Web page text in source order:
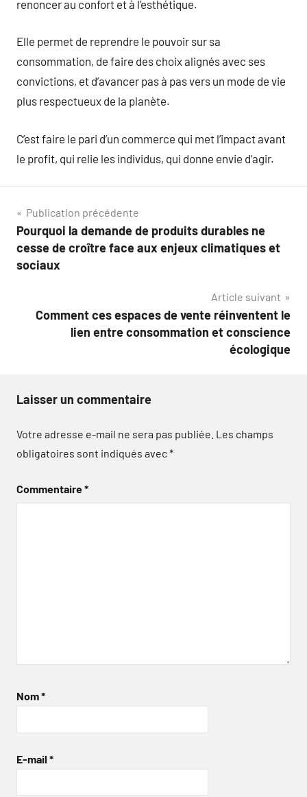
renoncer au confort et à l’esthétique.
Elle permet de reprendre le pouvoir sur sa
consommation, de faire des choix alignés avec ses
convictions, et d’avancer pas à pas vers un mode de vie
plus respectueux de la planète.
C’est faire le pari d’un commerce qui met l’impact avant
le profit, qui relie les individus, qui donne envie d’agir.
Navigation
de
l’article
Publication précédente
Pourquoi la demande de produits durables ne
cesse de croître face aux enjeux climatiques et
sociaux
Article suivant
Comment ces espaces de vente réinventent le
lien entre consommation et conscience
écologique
Laisser un commentaire
Votre adresse e-mail ne sera pas publiée. Les champs
obligatoires sont indiqués avec*
Commentaire*
Nom*
E-mail *